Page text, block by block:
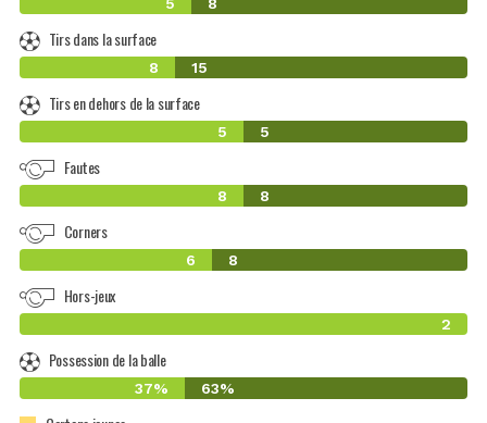
5 8
Tirs dans la surface
8 15
Tirs en dehors de la surface
5 5
Fautes
8 8
Corners
6 8
Hors-jeux
2
Possession de la balle
37% 63%